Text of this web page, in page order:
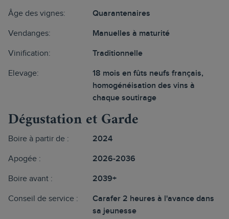
Âge des vignes: Quarantenaires
Vendanges: Manuelles à maturité
Vinification: Traditionnelle
Elevage:
18 mois en fûts neufs français,
homogénéisation des vins à
chaque soutirage
Dégustation et Garde
Boire à partir de : 2024
Apogée : 2026-2036
Boire avant : 2039+
Conseil de service :
Carafer 2 heures à l'avance dans
sa jeunesse